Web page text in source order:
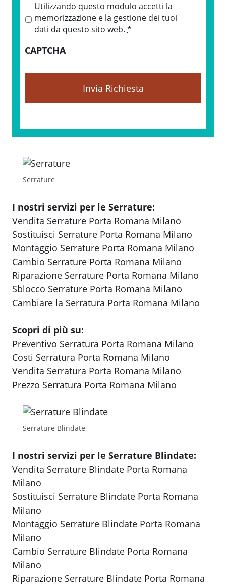
r
a
y
Utilizzando questo modulo accetti la
memorizzazione e la gestione dei tuoi
dati da questo sito web. *
CAPTCHA
Serrature
I nostri servizi per le Serrature:
Vendita Serrature Porta Romana Milano
Sostituisci Serrature Porta Romana Milano
Montaggio Serrature Porta Romana Milano
Cambio Serrature Porta Romana Milano
Riparazione Serrature Porta Romana Milano
Sblocco Serrature Porta Romana Milano
Cambiare la Serratura Porta Romana Milano
Scopri di più su:
Preventivo Serratura Porta Romana Milano
Costi Serratura Porta Romana Milano
Vendita Serratura Porta Romana Milano
Prezzo Serratura Porta Romana Milano
Serrature Blindate
I nostri servizi per le Serrature Blindate:
Vendita Serrature Blindate Porta Romana
Milano
Sostituisci Serrature Blindate Porta Romana
Milano
Montaggio Serrature Blindate Porta Romana
Milano
Cambio Serrature Blindate Porta Romana
Milano
Riparazione Serrature Blindate Porta Romana